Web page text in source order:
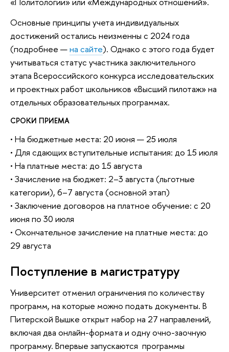
Основные принципы учета индивидуальных
достижений остались неизменны с 2024 года
(подробнее —на сайте). Однако с этого года будет
учитываться статус участника заключительного
этапа Всероссийского конкурса исследовательских
и проектных работ школьников «Высший пилотаж» на
отдельных образовательных программах.
СРОКИ ПРИЕМА
• На бюджетные места: 20 июня — 25 июля
• Для сдающих вступительные испытания: до 15 июля
• На платные места: до 15 августа
• Зачисление на бюджет: 2–3 августа (льготные
категории), 6–7 августа (основной этап)
• Заключение договоров на платное обучение: с 20
июня по 30 июля
• Окончательное зачисление на платные места: до
29 августа
Поступление в магистратуру
Университет отменил ограничения по количеству
программ, на которые можно подать документы. В
Питерской Вышке открыт набор на 27 направлений,
включая два онлайн-формата и одну очно-заочную
программу. Впервые запускаются программы